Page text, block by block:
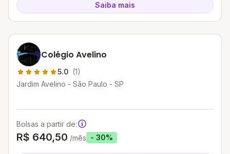
Saiba mais
Colégio Avelino
5.0 (1)
Jardim Avelino - São Paulo - SP
Bolsas a partir de:
R$ 640,50 /mês - 30%